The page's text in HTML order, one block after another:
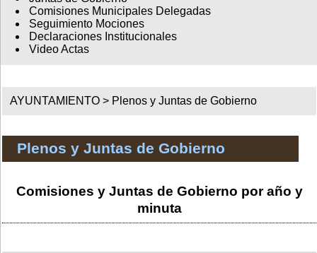
Comisiones Municipales Delegadas
Seguimiento Mociones
Declaraciones Institucionales
Video Actas
AYUNTAMIENTO > Plenos y Juntas de Gobierno
Plenos y Juntas de Gobierno
Comisiones y Juntas de Gobierno por año y
minuta